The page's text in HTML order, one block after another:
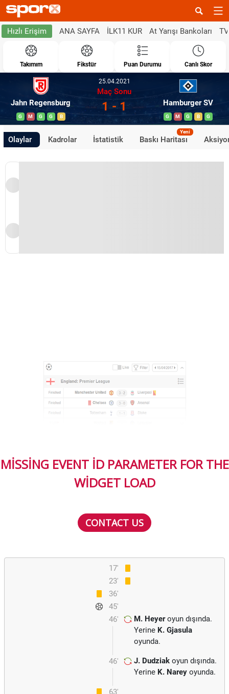
Hızlı Erişim ANA SAYFA İLK11 KUR At Yarışı Bankoları
Takımım Fikstür Puan Durumu Canlı Skor
Jahn Regensburg
G M G G B
25.04.2021
Maç Sonu
1 - 1 Hamburger SV
G M G B G
Olaylar Kadrolar İstatistik Baskı Haritası
Yeni
MISSING EVENT ID PARAMETER FOR THE
WIDGET LOAD
CONTACT US
17'
23'
36'
45'
46'
M. Heyeroyun dışında.
Yerine K. Gjasula
oyunda.
46' J. Dudziak oyun dışında.
Yerine K. Narey oyunda.
63'